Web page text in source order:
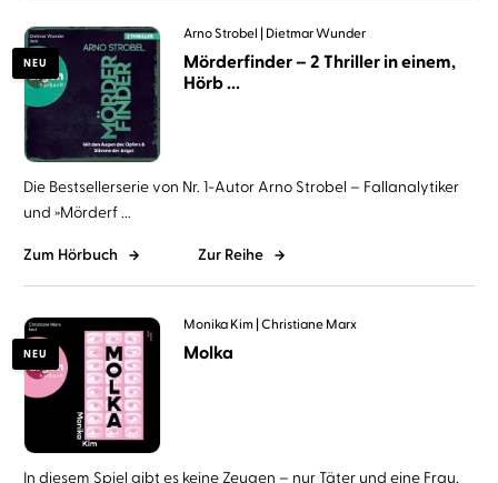
NEU
Arno Strobel Dietmar Wunder
Mörderfinder – 2 Thriller in einem,
Hörb ...
Die Bestsellerserie von Nr. 1-Autor Arno Strobel – Fallanalytiker
und »Mörderf ...
Zum Hörbuch Zur Reihe
NEU
Monika Kim Christiane Marx
Molka
In diesem Spiel gibt es keine Zeugen – nur Täter und eine Frau,